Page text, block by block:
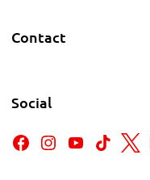
Contact
Social